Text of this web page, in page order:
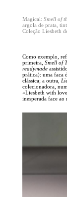
Magical: Smell of
argola de prata,
Coleção Liesbeth
Como exemplo,
primeira, Smell of
readymade
prática): uma faca
clássica; a outra,
colecionadora,
«Liesbeth with
inesperada face